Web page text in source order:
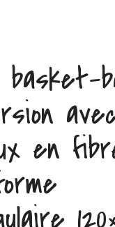
avec
en